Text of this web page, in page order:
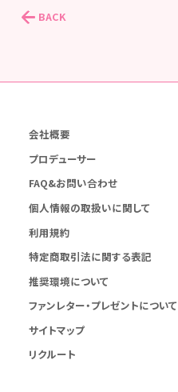
BACK
会社概要
プロデューサー
FAQ&お問い合わせ
個人情報の取扱いに関して
利用規約
特定商取引法に関する表記
推奨環境について
ファンレター・プレゼントについて
サイトマップ
リクルート